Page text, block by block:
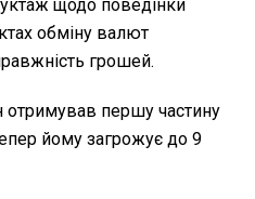
щодо поведінки
обміну валют
грошей.
отримував першу частину
йому загрожує до 9